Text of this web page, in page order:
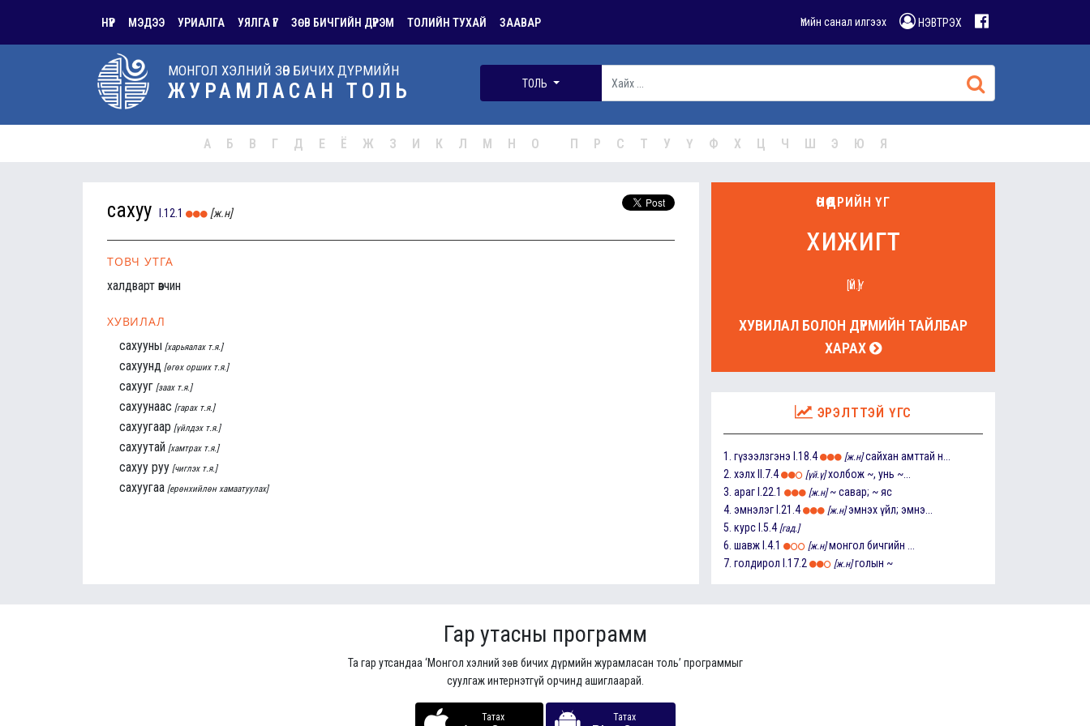
НҮҮР МЭДЭЭ УРИАЛГА УЯЛГА ҮГ ЗӨВ БИЧГИЙН ДҮРЭМ ТОЛИЙН ТУХАЙ ЗААВАР Үгийн санал илгээх НЭВТРЭХ
МОНГОЛ ХЭЛНИЙ ЗӨВ БИЧИХ ДҮРМИЙН
ЖУРАМЛАСАН ТОЛЬ ТОЛЬ
А Б В Г Д Е Ё Ж З И К Л М Н О П Р С Т У Ү Ф Х Ц Ч Ш Э Ю Я
сахуу I.12.1 [ж.н]
ТОВЧ УТГА
халдварт өвчин
ХУВИЛАЛ
сахууны [харьяалах т.я.]
сахуунд [өгөх орших т.я.]
сахууг [заах т.я.]
сахуунаас [гарах т.я.]
сахуугаар [үйлдэх т.я.]
сахуутай [хамтрах т.я.]
сахуу руу [чиглэх т.я.]
сахуугаа [ерөнхийлөн хамаатуулах]
ӨНӨӨДРИЙН ҮГ
хижигт
[ҮЙ.Ү]
ХУВИЛАЛ БОЛОН ДҮРМИЙН ТАЙЛБАР
ХАРАХ
ЭРЭЛТТЭЙ ҮГС
1. гүзээлзгэнэ I.18.4 [ж.н] сайхан амттай н...
2. хэлх II.7.4 [үй.ү] холбож ~, унь ~...
3. араг I.22.1 [ж.н] ~ савар; ~ яс
4. эмнэлэг I.21.4 [ж.н] эмнэх үйл; эмнэ...
5. курс I.5.4 [гад.]
6. шавж I.4.1 [ж.н] монгол бичгийн ...
7. голдирол I.17.2 [ж.н] голын ~
Гар утасны программ
Та гар утсандаа ‘Монгол хэлний зөв бичих дүрмийн журамласан толь’ программыг
суулгаж интернэтгүй орчинд ашиглаарай.
Татах Татах